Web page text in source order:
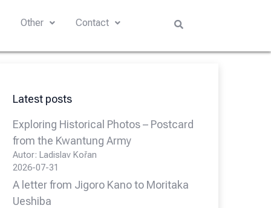
Other Contact
Latest posts
Exploring Historical Photos – Postcard
from the Kwantung Army
Autor: Ladislav Kořan
2026-07-31
A letter from Jigoro Kano to Moritaka
Ueshiba